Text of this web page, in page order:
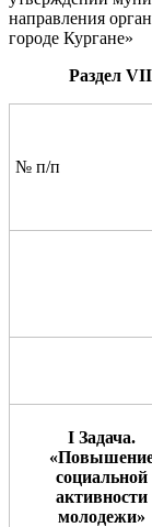
направления
городе Кургане»
РазделVII
№ п/п
I Задача.
«
социальной
активности
молодежи»